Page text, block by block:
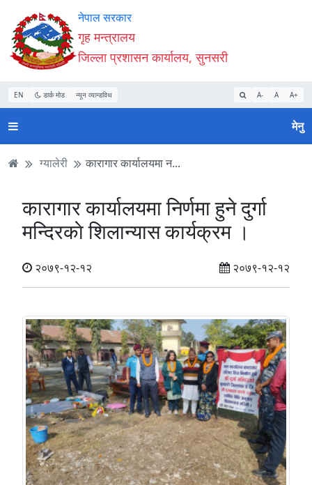
Accessibility
Mode
सुरु
गर्नुहोस्
सामाग्री
पढ्नुहाेस्
नेभिगेसन
पढ्नुहाेस्
वेबसाइट
खोजमा
जानुहोस्
नेपाल सरकार
गृह मन्त्रालय
जिल्ला प्रशासन कार्यालय, सुनसरी
EN डार्क मोड न्यून व्यान्डविथ A- A A+
मेनु
ग्यालेरी कारागार कार्यालयमा न...
कारागार कार्यालयमा निर्णमा हुने दुर्गा
मन्दिरकाे शिलान्यास कार्यक्रम ।
२०७९-१२-१२ २०७९-१२-१२